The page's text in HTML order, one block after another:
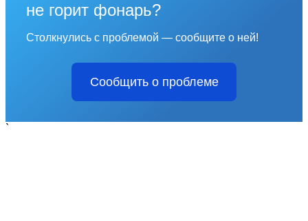
не горит фонарь?
Столкнулись с проблемой — сообщите о ней!
Сообщить о проблеме
`